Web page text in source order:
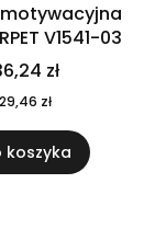
V1541-03
zł
29,46 zł
koszyka